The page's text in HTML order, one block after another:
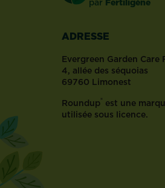
et
Oui,
mais
voilà
:
malgré
toutes
ses
ADRESSE
Evergreen Garden Care
4, allée des séquoias
69760 Limonest
Roundup® est une
utilisée sous licence.